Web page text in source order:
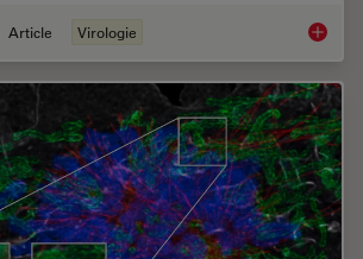
Article Virologie How